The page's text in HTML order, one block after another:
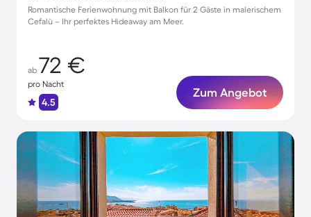
Romantische Ferienwohnung mit Balkon für 2 Gäste in malerischem
Cefalù – Ihr perfektes Hideaway am Meer.
ab 72 €
pro Nacht
4.5
Zum Angebot